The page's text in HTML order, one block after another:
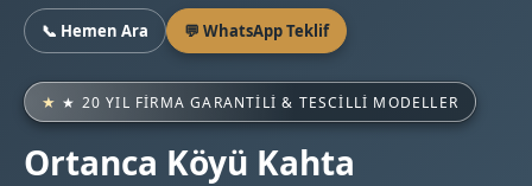
📞 Hemen Ara 💬 WhatsApp Teklif
★ 20 YIL FIRMA GARANTILI & TESCILLI MODELLER
Ortanca Köyü Kahta